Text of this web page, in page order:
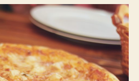
mon
abonnement
mypizzadoor
?